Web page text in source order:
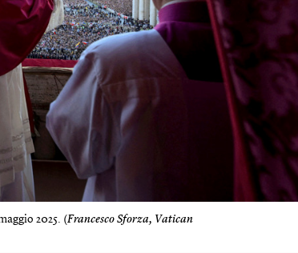
2025. (Francesco Sforza, Vatican